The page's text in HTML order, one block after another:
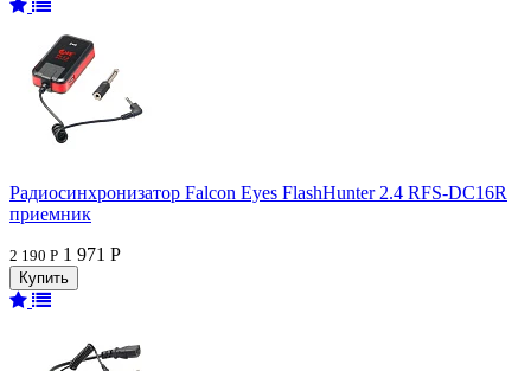
Радиосинхронизатор Falcon Eyes FlashHunter 2.4 RFS-DC16R
приемник
2 190 Р 1 971 Р